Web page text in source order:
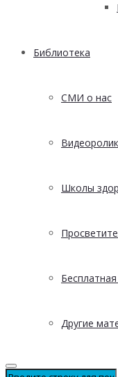
Библиотека
СМИ о нас
Школы
Другие